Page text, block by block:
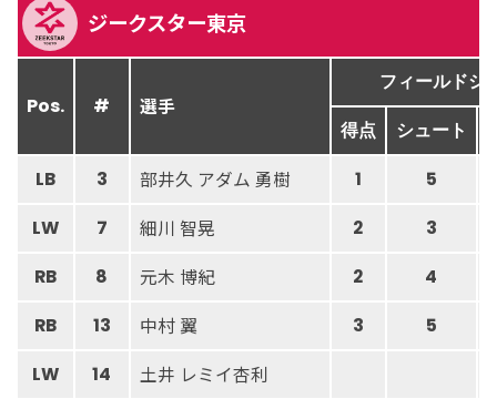
ジークスター東京
Pos. # 選手
フィールドシ
得点 シュート
LB 3 部井久 アダム 勇樹 1 5
LW 7 細川 智晃 2 3
RB 8 元木 博紀 2 4
RB 13 中村 翼 3 5
LW 14 土井 レミイ杏利